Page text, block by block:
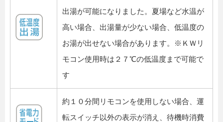
出湯が可能になりました。夏場など水温が
高い場合、出湯量が少ない場合、低温度の
お湯が出せない場合があります。※ＫＷリ
モコン使用時は２７℃の低温度まで可能で
す
約１０分間リモコンを使用しない場合、運
転スイッチ以外の表示が消え、待機時消費